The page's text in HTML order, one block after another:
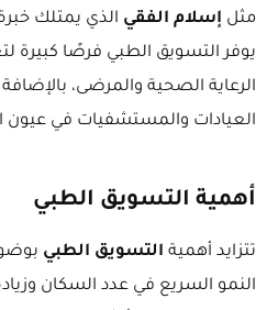
مثل إسلام الفقي الذي يمتلك
يوفر التسويق الطبي فرصًا كبيرة
الرعاية الصحية والمرضى،
العيادات والمستشفيات في عيون
أهمية التسويق الطبي
تتزايد أهمية التسويق الطبي
النمو السريع في عدد السكان